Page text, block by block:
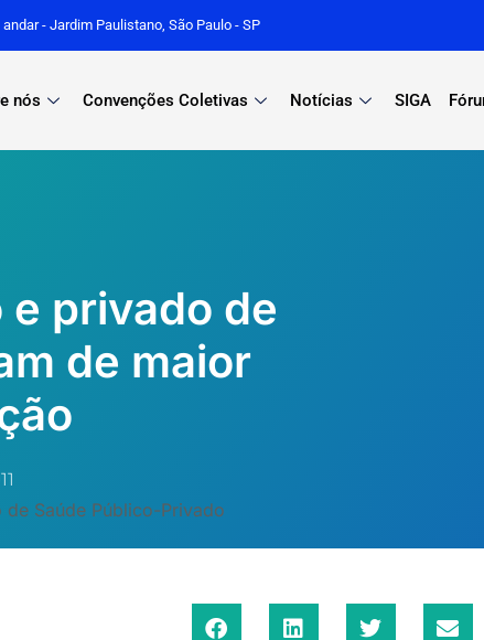
- Jardim Paulistano, São Paulo - SP
nós Convenções Coletivas Notícias SIGA
privado de
de maior
Saúde Público-Privado